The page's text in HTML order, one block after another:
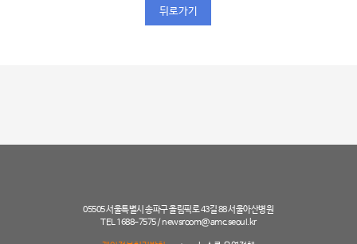
뒤로가기
05505 서울특별시 송파구 올림픽로 43길 88 서울아산병원
TEL 1688-7575 /newsroom@amc.seoul.kr